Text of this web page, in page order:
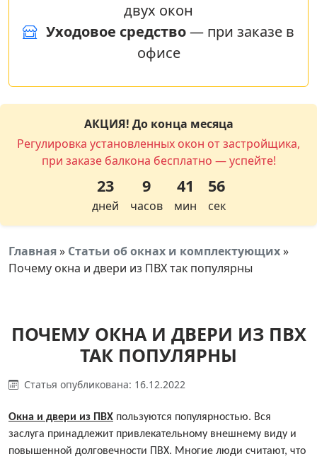
двух окон
Уходовое средство— при заказе в
офисе
АКЦИЯ! До конца месяца
Регулировка установленных окон от застройщика,
при заказе балкона бесплатно — успейте!
23
дней
9
часов
41
мин
56
сек
Главная» Статьи об окнах и комплектующих»
Почему окна и двери из ПВХ так популярны
ПОЧЕМУ ОКНА И ДВЕРИ ИЗ ПВХ
ТАК ПОПУЛЯРНЫ
Статья опубликована: 16.12.2022
Окна и двери из ПВХ пользуются популярностью. Вся
заслуга принадлежит привлекательному внешнему виду и
повышенной долговечности ПВХ. Многие люди считают, что